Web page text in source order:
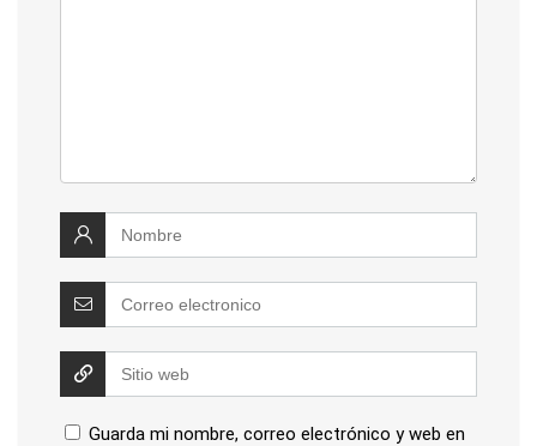
Guarda mi nombre, correo electrónico y web en